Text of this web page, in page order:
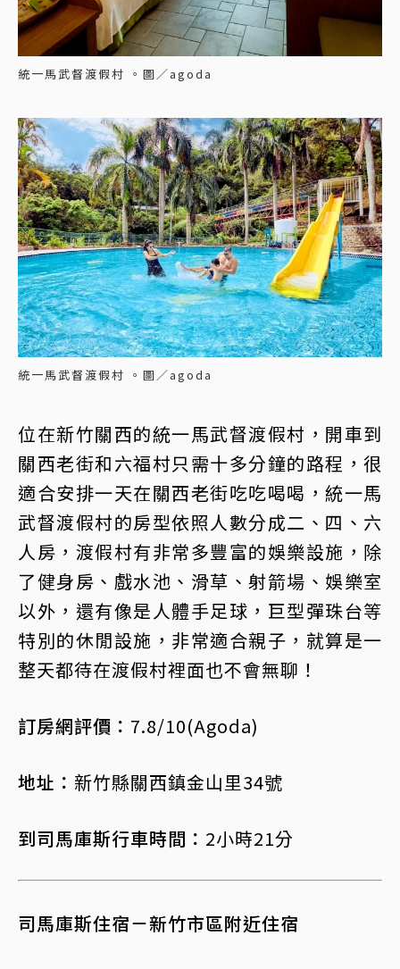
統一馬武督渡假村 。圖／agoda
統一馬武督渡假村 。圖／agoda
位在新竹關西的統一馬武督渡假村，開車到
關西老街和六福村只需十多分鐘的路程，很
適合安排一天在關西老街吃吃喝喝，統一馬
武督渡假村的房型依照人數分成二、四、六
人房，渡假村有非常多豐富的娛樂設施，除
了健身房、戲水池、滑草、射箭場、娛樂室
以外，還有像是人體手足球，巨型彈珠台等
特別的休閒設施，非常適合親子，就算是一
整天都待在渡假村裡面也不會無聊！
訂房網評價： 7.8/10(Agoda)
地址： 新竹縣關西鎮金山里34號
到司馬庫斯行車時間： 2小時21分
司馬庫斯住宿－新竹市區附近住宿